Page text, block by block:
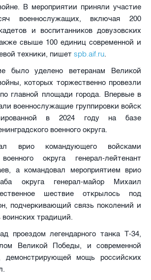
В мероприятии приняли участие
военнослужащих, включая 200
и воспитанников довузовских
свыше 100 единиц современной и
техники, пишет spb.aif.ru.
было уделено ветеранам Великой
которых торжественно провезли
главной площади города. Впервые в
военнослужащие группировки войск
в 2024 году на базе
военного округа.
врио командующего войсками
округа генерал-лейтенант
а командовал мероприятием врио
округа генерал-майор Михаил
шествие открылось под
подчеркивающий связь поколений и
воинских традиций.
проездом легендарного танка Т-34,
Великой Победы, и современной
демонстрирующей мощь российских